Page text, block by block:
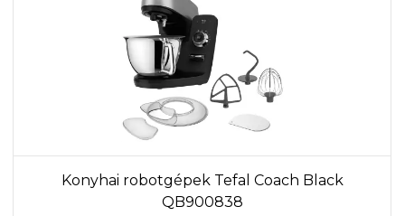
Konyhai robotgépek Tefal Coach Black
QB900838